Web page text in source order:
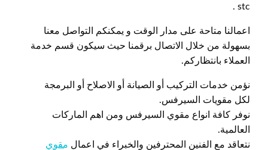
stc .
اعمالنا متاحة على مدار الوقت و يمكنكم التواصل معنا
بسهولة من خلال الاتصال برقمنا حيث سيكون قسم خدمة
العملاء بانتظاركم.
نؤمن خدمات التركيب أو الصيانة أو الاصلاح أو البرمجة
لكل مقويات السيرفس.
نوفر كافة انواع مقوي السيرفس ومن اهم الماركات
العالمية.
نتعاقد مع الفنين المحترفين والخبراء في اعمال مقوي